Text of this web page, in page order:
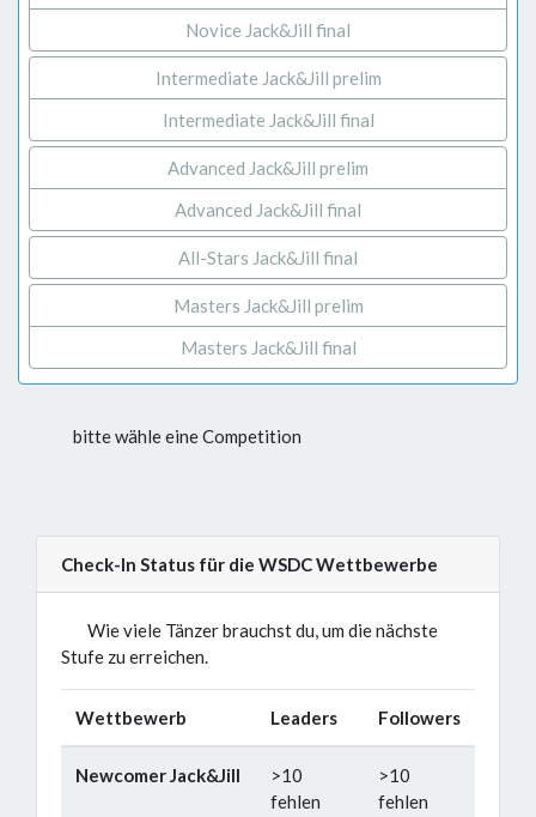
Novice Jack&Jill final
Intermediate Jack&Jill prelim
Intermediate Jack&Jill final
Advanced Jack&Jill prelim
Advanced Jack&Jill final
All-Stars Jack&Jill final
Masters Jack&Jill prelim
Masters Jack&Jill final
bitte wähle eine Competition
Check-In Status für die WSDC Wettbewerbe
Wie viele Tänzer brauchst du, um die nächste
Stufe zu erreichen.
Wettbewerb Leaders Followers
Newcomer Jack&Jill
>10
fehlen
>10
fehlen